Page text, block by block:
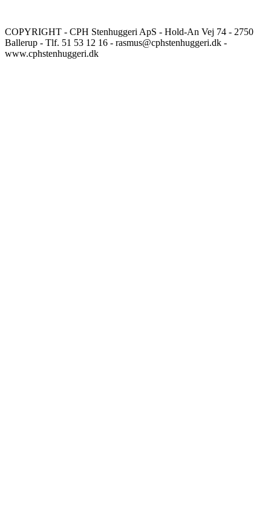
COPYRIGHT - CPH Stenhuggeri ApS - Hold-An Vej 74 - 2750
Ballerup - Tlf. 51 53 12 16 - rasmus@cphstenhuggeri.dk -
www.cphstenhuggeri.dk